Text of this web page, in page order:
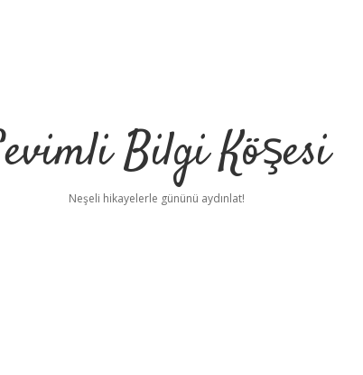
Bilgi Köşesi
Neşeli hikayelerle gününü aydınlat!